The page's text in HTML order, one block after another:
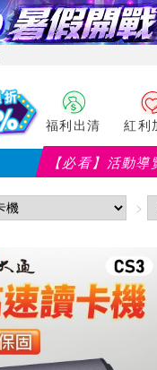
福利出清 紅利
【必看】活動導
【